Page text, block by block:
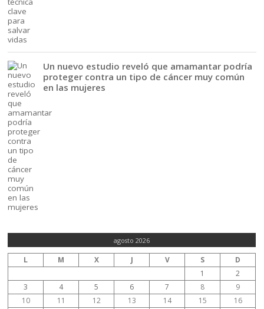
Un nuevo estudio reveló que amamantar podría
proteger contra un tipo de cáncer muy común
en las mujeres
agosto 2026
L M X J V S
D
1
2
3
4 5 6 7 8
9
10
11 12 13 14 15
16